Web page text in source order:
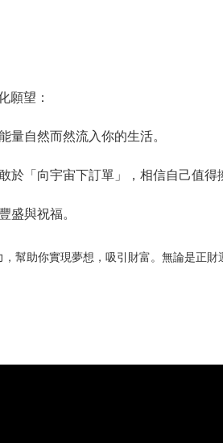
願望：
自然而然流入你的生活。
「向宇宙下訂單」，相信自己值得
與祝福。
幫助你實現夢想，吸引財富。無論是正